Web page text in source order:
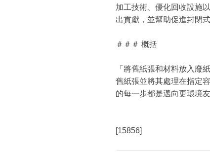
加工技術、優化回收設施
出貢獻，並幫助促進封閉式
＃＃＃ 概括
「將舊紙張和材料放入廢
舊紙張並將其處理在指定
的每一步都是邁向更環境
[15856]